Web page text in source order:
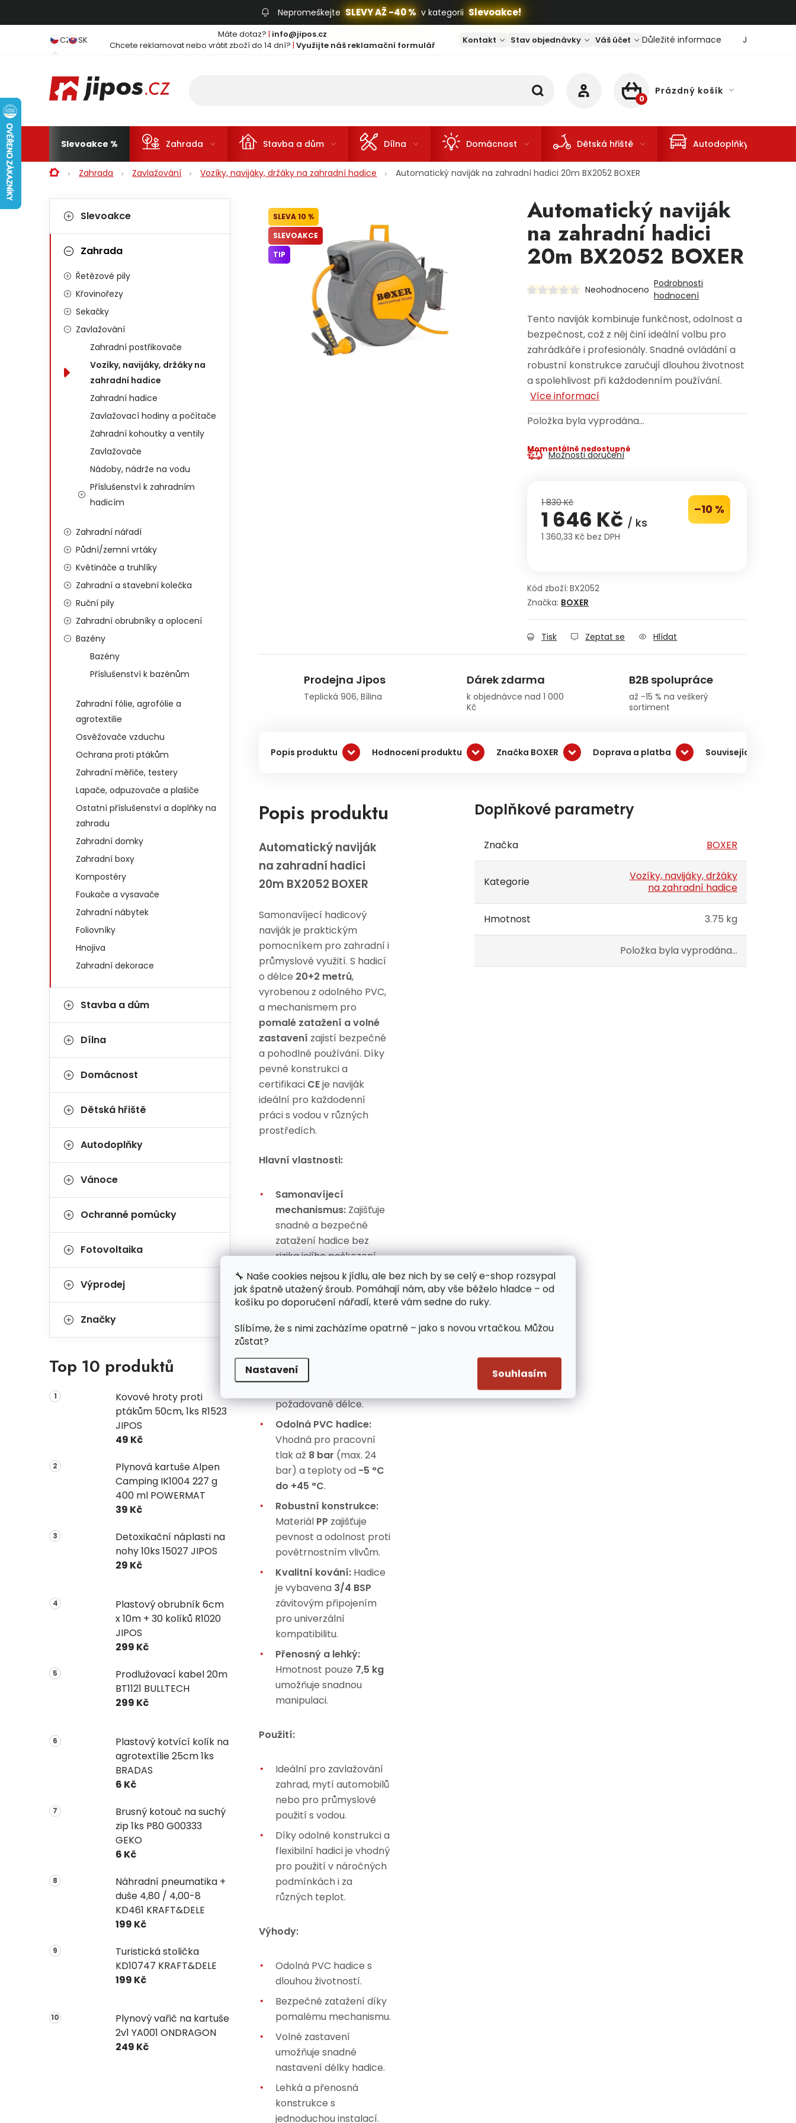
🔧 Naše cookies nejsou k jídlu, ale bez nich by se celý e-shop rozsypal
jak špatně utažený šroub. Pomáhají nám, aby vše běželo hladce – od
košíku po doporučení nářadí, které vám sedne do ruky.
Slíbíme, že s nimi zacházíme opatrně – jako s novou vrtačkou. Můžou
zůstat?
Nastavení Souhlasím
Nepromeškejte SLEVY AŽ -40 % v kategorii Slevoakce!
CZ SK Máte dotaz? | info@jipos.cz
Chcete reklamovat nebo vrátit zboží do 14 dní? | Využijte náš reklamační formulář Kontakt Stav objednávky Váš účet Důležité informace Jaký je
NÁKUPNÍ KOŠÍK
Prázdný košík
Slevoakce Zahrada Stavba a dům Dílna Domácnost Dětská hřiště Autodoplňky
DomůZahrada Zavlažování Vozíky, navijáky, držáky na zahradní hadice Automatický naviják na zahradní hadici 20m BX2052 BOXER
Postranní panel
Kategorie
Slevoakce
Zahrada
Řetězové pily
Křovinořezy
Sekačky
Zavlažování
Zahradní postřikovače
Vozíky, navijáky, držáky na
zahradní hadice
Zahradní hadice
Zavlažovací hodiny a počítače
Zahradní kohoutky a ventily
Zavlažovače
Nádoby, nádrže na vodu
Příslušenství k zahradním
hadicím
Zahradní nářadí
Půdní/zemní vrtáky
Květináče a truhlíky
Zahradní a stavební kolečka
Ruční pily
Zahradní obrubníky a oplocení
Bazény
Bazény
Příslušenství k bazénům
Zahradní fólie, agrofólie a
agrotextilie
Osvěžovače vzduchu
Ochrana proti ptákům
Zahradní měřiče, testery
Lapače, odpuzovače a plašiče
Ostatní příslušenství a doplňky na
zahradu
Zahradní domky
Zahradní boxy
Kompostéry
Foukače a vysavače
Zahradní nábytek
Foliovníky
Hnojiva
Zahradní dekorace
Stavba a dům
Dílna
Domácnost
Dětská hřiště
Autodoplňky
Vánoce
Ochranné pomůcky
Fotovoltaika
Výprodej
Značky
Top 10 produktů
Kovové hroty proti
ptákům 50cm, 1ks R1523
JIPOS
49 Kč
Plynová kartuše Alpen
Camping IK1004 227 g
400 ml POWERMAT
39 Kč
Detoxikační náplasti na
nohy 10ks 15027 JIPOS
29 Kč
Plastový obrubník 6cm
x 10m + 30 kolíků R1020
JIPOS
299 Kč
Prodlužovací kabel 20m
BT1121 BULLTECH
299 Kč
Plastový kotvící kolík na
agrotextílie 25cm 1ks
BRADAS
6 Kč
Brusný kotouč na suchý
zip 1ks P80 G00333
GEKO
6 Kč
Náhradní pneumatika +
duše 4,80 / 4,00-8
KD461 KRAFT&DELE
199 Kč
Turistická stolička
KD10747 KRAFT&DELE
199 Kč
Plynový vařič na kartuše
2v1 YA001 ONDRAGON
249 Kč
Automatický naviják
na zahradní hadici
20m BX2052 BOXER
Neohodnoceno
Podrobnosti
hodnocení
Tento naviják kombinuje funkčnost, odolnost a
bezpečnost, což z něj činí ideální volbu pro
zahrádkáře i profesionály. Snadné ovládání a
robustní konstrukce zaručují dlouhou životnost
a spolehlivost při každodenním používání.
Více informací
Položka byla vyprodána…
Momentálně nedostupné
Možnosti doručení
1 830 Kč –10 %
1 646 Kč / ks
1 360,33 Kč bez DPH
Kód zboží: BX2052
Značka: BOXER
Tisk Zeptat se Hlídat
10 %
SLEVOAKCE
TIP
Prodejna Jipos
Teplická 906, Bílina
Dárek zdarma
k objednávce nad 1 000
Kč
B2B spolupráce
až -15 % na veškerý
sortiment
Popis produktu Hodnocení produktu Značka BOXER Doprava a platba Související produkty
Popis produktu
Automatický naviják
na zahradní hadici
20m BX2052 BOXER
Samonavíjecí hadicový
naviják je praktickým
pomocníkem pro zahradní i
průmyslové využití. S hadicí
o délce 20+2 metrů,
vyrobenou z odolného PVC,
a mechanismem pro
pomalé zatažení a volné
zastavení zajistí bezpečné
a pohodlné používání. Díky
pevné konstrukci a
certifikaci CEje naviják
ideální pro každodenní
práci s vodou v různých
prostředích.
Hlavní vlastnosti:
Samonavíjecí
mechanismus: Zajišťuje
snadné a bezpečné
zatažení hadice bez
rizika jejího poškození.
Pomalé zatažení:
Zabraňuje náhlému
nárazu při navíjení, což
prodlužuje životnost
Volné zastavení:
Umožňuje pohodlné
požadované délce.
Odolná PVC hadice:
Vhodná pro pracovní
tlak až 8 bar (max. 24
bar) a teploty od -5 °C
do +45 °C.
Robustní konstrukce:
Materiál PP zajišťuje
pevnost a odolnost proti
povětrnostním vlivům.
Kvalitní kování: Hadice
je vybavena 3/4 BSP
závitovým připojením
pro univerzální
kompatibilitu.
Přenosný a lehký:
Hmotnost pouze 7,5 kg
umožňuje snadnou
manipulaci.
Použití:
Ideální pro zavlažování
zahrad, mytí automobilů
nebo pro průmyslové
použití s vodou.
Díky odolné konstrukci a
flexibilní hadici je vhodný
pro použití v náročných
podmínkách i za
různých teplot.
Výhody:
Odolná PVC hadice s
dlouhou životností.
Bezpečné zatažení díky
pomalému mechanismu.
Volné zastavení
umožňuje snadné
nastavení délky hadice.
Lehká a přenosná
konstrukce s
jednoduchou instalací.
Doplňkové parametry
Značka BOXER
Kategorie
Vozíky, navijáky, držáky
na zahradní hadice
Hmotnost 3.75 kg
Položka byla vyprodána…